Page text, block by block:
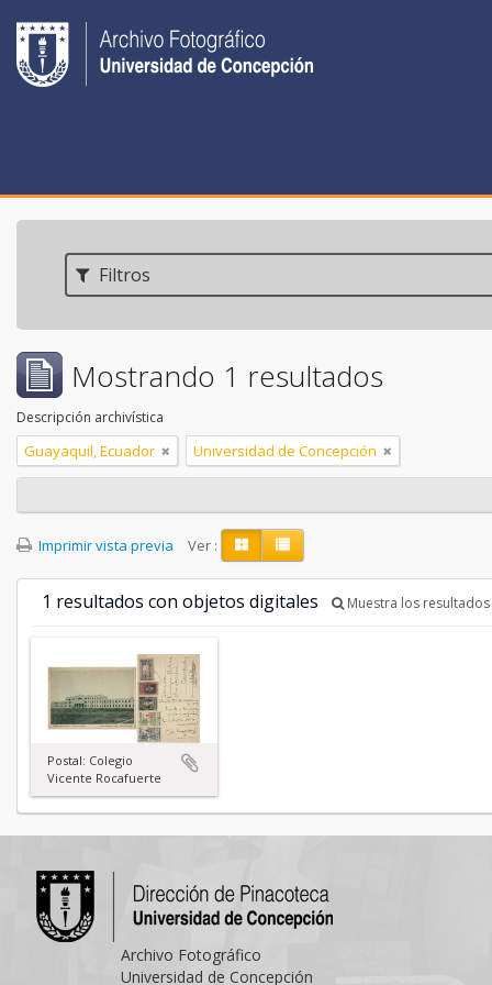
Filtros
Mostrando 1 resultados
Descripción archivística
Guayaquil, Ecuador Universidad de Concepción
Imprimir vista previa Ver :
1 resultados con objetos digitales Muestra los
Postal: Colegio
Vicente Rocafuerte
Archivo Fotográfico
Universidad de Concepción